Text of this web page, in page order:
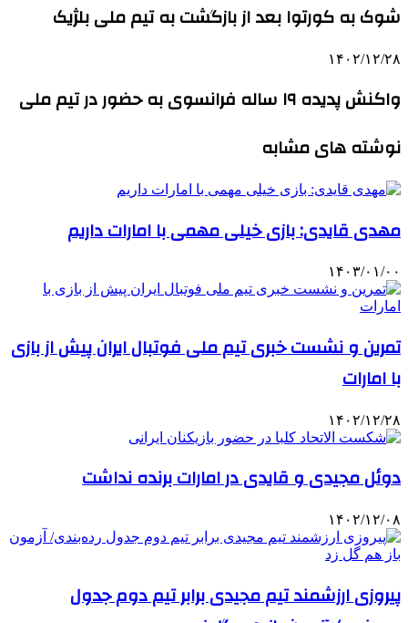
شوک به کورتوا بعد از بازگشت به تیم ملی بلژیک
۱۴۰۲/۱۲/۲۸
واکنش پدیده ۱۹ ساله فرانسوی به حضور در تیم ملی
نوشته های مشابه
مهدی قایدی: بازی خیلی مهمی با امارات داریم
۱۴۰۳/۰۱/۰۰
تمرین و نشست خبری تیم ملی فوتبال ایران پیش از بازی
با امارات
۱۴۰۲/۱۲/۲۸
دوئل مجیدی و قایدی در امارات برنده نداشت
۱۴۰۲/۱۲/۰۸
پیروزی ارزشمند تیم مجیدی برابر تیم دوم جدول